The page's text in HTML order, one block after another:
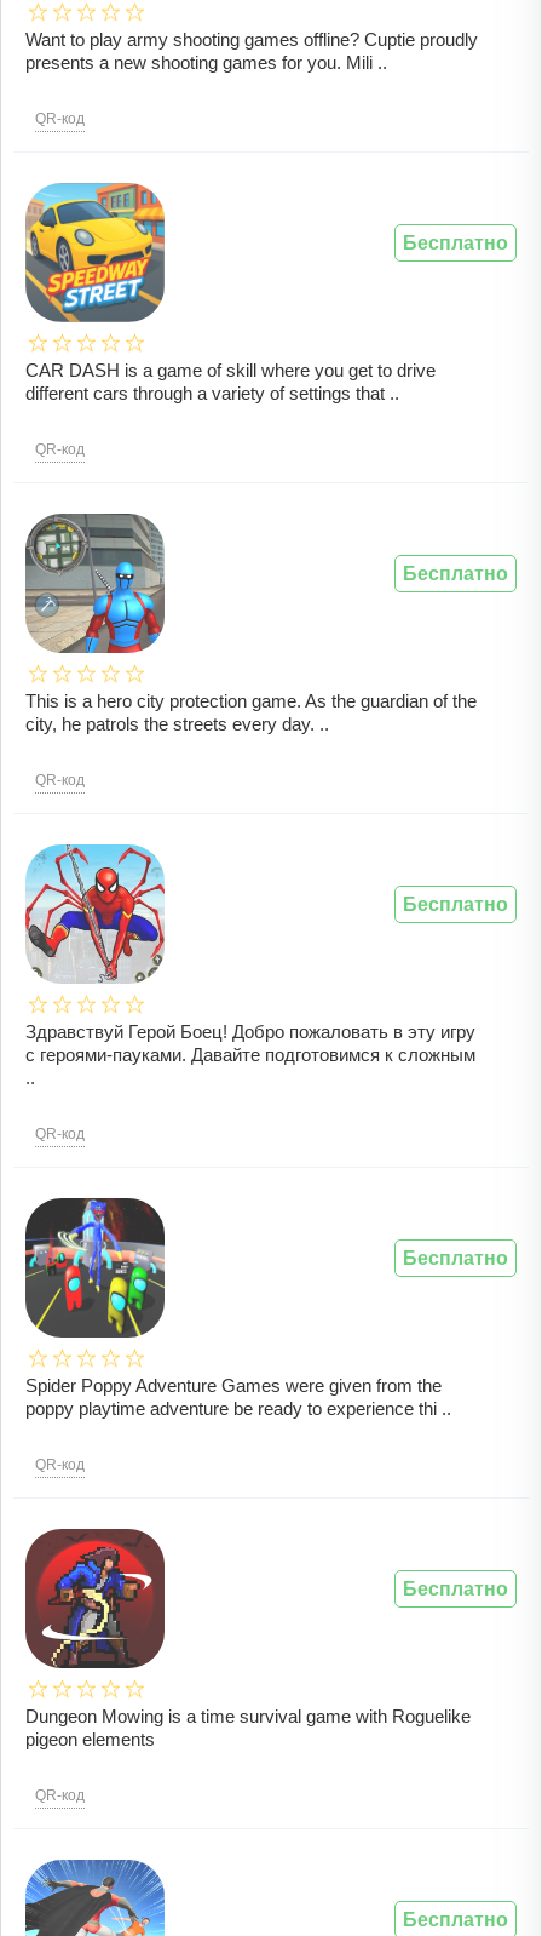
Want to play army shooting games offline? Cuptie proudly
presents a new shooting games for you. Mili ..
QR-код
CAR DASH is a game of skill where you get to drive
different cars through a variety of settings that ..
QR-код
Бесплатно
This is a hero city protection game. As the guardian of the
city, he patrols the streets every day. ..
QR-код
Бесплатно
Здравствуй Герой Боец! Добро пожаловать в эту игру
с героями-пауками. Давайте подготовимся к сложным
..
QR-код
Бесплатно
Spider Poppy Adventure Games were given from the
poppy playtime adventure be ready to experience thi ..
QR-код
Бесплатно
Dungeon Mowing is a time survival game with Roguelike
pigeon elements
QR-код
Бесплатно
Бесплатно